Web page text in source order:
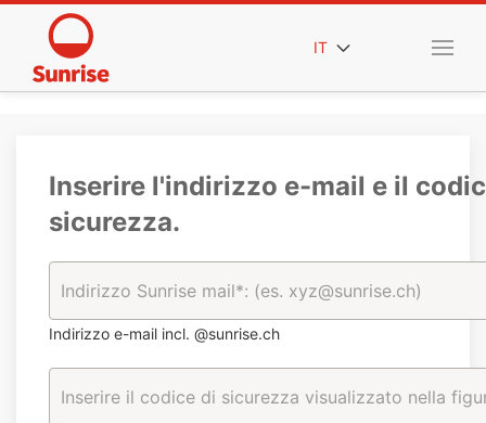
IT
Inserire l'indirizzo e-mail e il
sicurezza.
Indirizzo e-mail incl. @sunrise.ch